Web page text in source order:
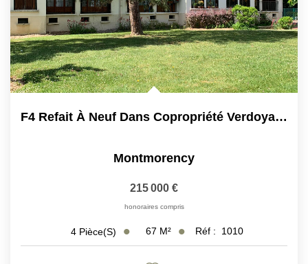
F4 Refait À Neuf Dans Copropriété Verdoyante
Montmorency
215 000 €
honoraires compris
4 Pièce(s) 67 M² Réf : 1010